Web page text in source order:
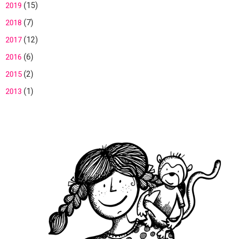
2019 (15)
2018 (7)
2017(12)
2016 (6)
2015(2)
2013 (1)